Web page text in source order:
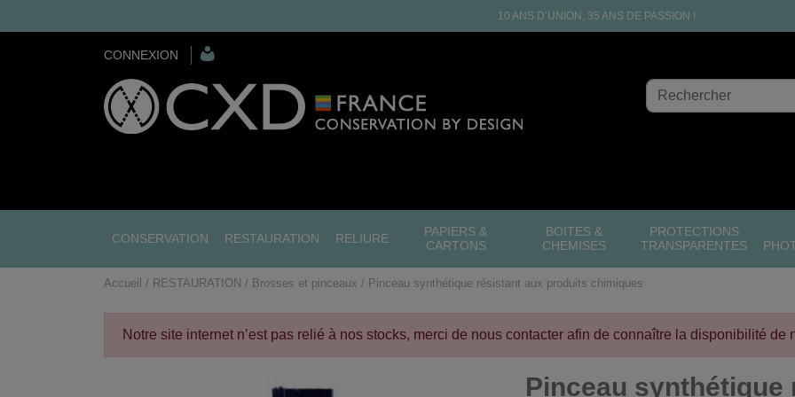
10 ANS D’UNION, 35 ANS DE PASSION !
CONNEXION
CONSERVATION RESTAURATION RELIURE
PAPIERS &
CARTONS
BOITES &
CHEMISES
PROTECTIONS
TRANSPARENTES
Accueil RESTAURATION Brosses et pinceaux Pinceau synthétique résistant aux produits chimiques
Notre site internet n’est pas relié à nos stocks, merci de nous contacter afin de connaître la disponibilité de
Pinceau